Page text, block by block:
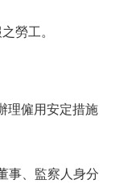
勞工。
理僱用安定措施
事、監察人身分